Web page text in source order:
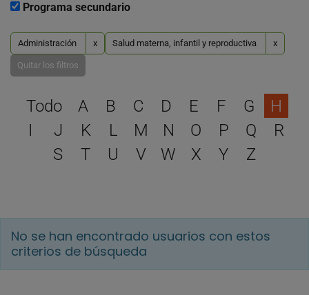
Programa secundario
Administración x Salud materna, infantil y reproductiva x
Quitar los filtros
Selecciona una letra
Todo A B C D E F G
H
I
J K L M N O P Q
R
S
T U V W X Y Z
No se han encontrado usuarios con estos
criterios de búsqueda